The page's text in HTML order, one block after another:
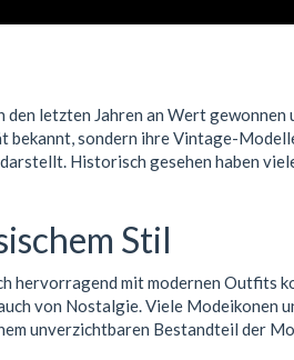
letzten Jahren an Wert
sondern ihre Vintage-
Historisch gesehen haben
Stil
hervorragend mit modernen Outfits
von Nostalgie. Viele Modeikonen
unverzichtbaren Bestandteil der